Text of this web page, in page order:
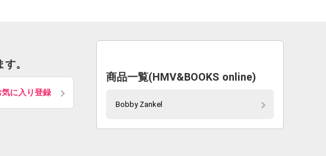
。
気に入り登録
商品一覧(HMV&BOOKS online)
Bobby Zankel